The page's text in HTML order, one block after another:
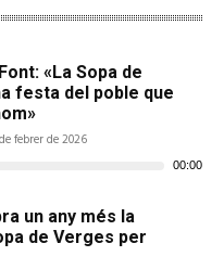
«La Sopa de
festa del poble que
febrer de 2026
00:00
un any més la
de Verges per